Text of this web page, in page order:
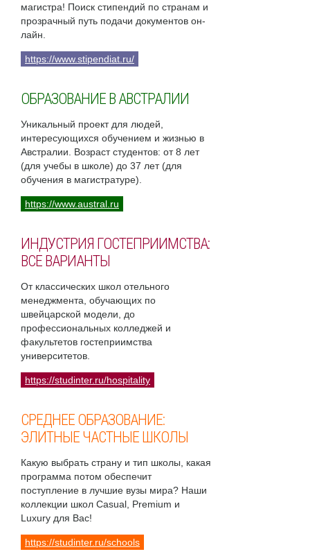
магистра! Поиск стипендий по странам и
прозрачный путь подачи документов он-
лайн.
https://www.stipendiat.ru/
ОБРАЗОВАНИЕ В АВСТРАЛИИ
Уникальный проект для людей,
интересующихся обучением и жизнью в
Австралии. Возраст студентов: от 8 лет
(для учебы в школе) до 37 лет (для
обучения в магистратуре).
https://www.austral.ru
ИНДУСТРИЯ ГОСТЕПРИИМСТВА:
ВСЕ ВАРИАНТЫ
От классических школ отельного
менеджмента, обучающих по
швейцарской модели, до
профессиональных колледжей и
факультетов гостеприимства
университетов.
https://studinter.ru/hospitality
СРЕДНЕЕ ОБРАЗОВАНИЕ:
ЭЛИТНЫЕ ЧАСТНЫЕ ШКОЛЫ
Какую выбрать страну и тип школы, какая
программа потом обеспечит
поступление в лучшие вузы мира? Наши
коллекции школ Casual, Premium и
Luxury для Вас!
https://studinter.ru/schools